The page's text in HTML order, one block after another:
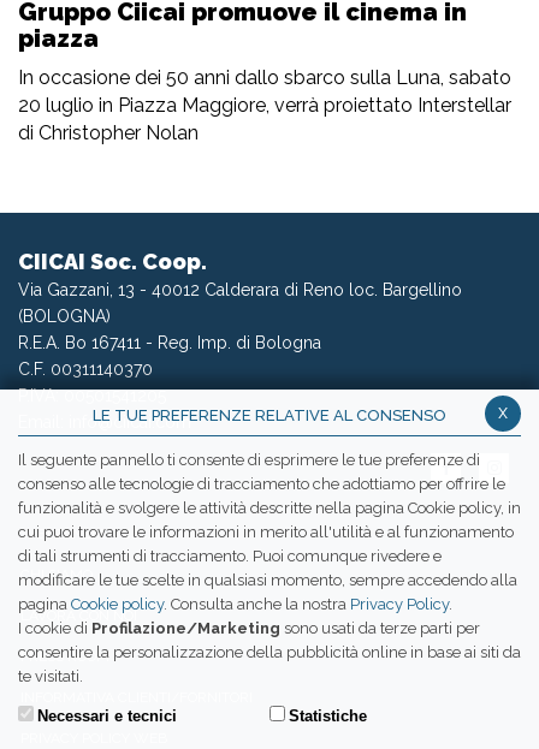
Gruppo Ciicai promuove il cinema in
piazza
In occasione dei 50 anni dallo sbarco sulla Luna, sabato
20 luglio in Piazza Maggiore, verrà proiettato Interstellar
di Christopher Nolan
CIICAI Soc. Coop.
Via Gazzani, 13 - 40012 Calderara di Reno loc. Bargellino
(BOLOGNA)
R.E.A. Bo 167411 - Reg. Imp. di Bologna
C.F. 00311140370
P.IVA: 00501541205
info@ciicai.com
WETRANSFER CIICAI
CHI SIAMO
LAVORA CON NOI
PRESS ROOM
x
LE TUE PREFERENZE RELATIVE AL CONSENSO
Il seguente pannello ti consente di esprimere le tue preferenze di
consenso alle tecnologie di tracciamento che adottiamo per offrire le
funzionalità e svolgere le attività descritte nella pagina Cookie policy, in
cui puoi trovare le informazioni in merito all'utilità e al funzionamento
di tali strumenti di tracciamento. Puoi comunque rivedere e
modificare le tue scelte in qualsiasi momento, sempre accedendo alla
pagina Cookie policy. Consulta anche la nostra Privacy Policy.
I cookie di Profilazione/Marketing sono usati da terze parti per
consentire la personalizzazione della pubblicità online in base ai siti da
te visitati.
Necessari e tecnici Statistiche